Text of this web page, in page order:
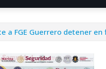
a FGE Guerrero detener